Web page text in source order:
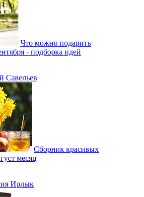
Что можно подарить
- подборка идей
Савельев
Сборник красивых
месяц
Ирлык